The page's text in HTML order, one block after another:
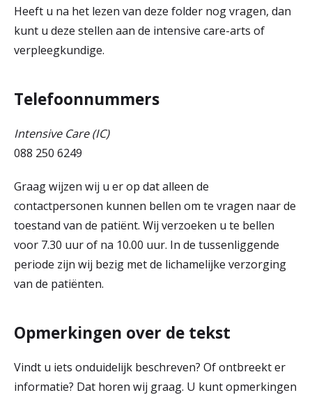
Heeft u na het lezen van deze folder nog vragen, dan
kunt u deze stellen aan de intensive care-arts of
verpleegkundige.
Telefoonnummers
Intensive Care (IC)
088 250 6249
Graag wijzen wij u er op dat alleen de
contactpersonen kunnen bellen om te vragen naar de
toestand van de patiënt. Wij verzoeken u te bellen
voor 7.30 uur of na 10.00 uur. In de tussenliggende
periode zijn wij bezig met de lichamelijke verzorging
van de patiënten.
Opmerkingen over de tekst
Vindt u iets onduidelijk beschreven? Of ontbreekt er
informatie? Dat horen wij graag. U kunt opmerkingen